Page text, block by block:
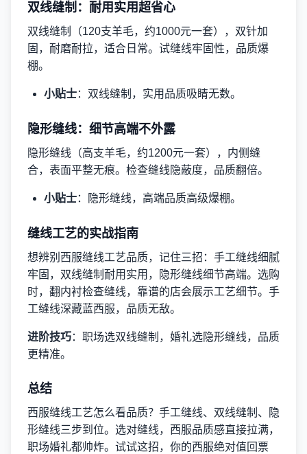
双线缝制：耐用实用超省心
双线缝制（120支羊毛，约1000元一套），双针加
固，耐磨耐拉，适合日常。试缝线牢固性，品质爆
棚。
小贴士：双线缝制，实用品质吸睛无数。
隐形缝线：细节高端不外露
隐形缝线（高支羊毛，约1200元一套），内侧缝
合，表面平整无痕。检查缝线隐蔽度，品质翻倍。
小贴士：隐形缝线，高端品质高级爆棚。
缝线工艺的实战指南
想辨别西服缝线工艺品质，记住三招：手工缝线细腻
牢固，双线缝制耐用实用，隐形缝线细节高端。选购
时，翻内衬检查缝线，靠谱的店会展示工艺细节。手
工缝线深藏蓝西服，品质无敌。
进阶技巧：职场选双线缝制，婚礼选隐形缝线，品质
更精准。
总结
西服缝线工艺怎么看品质？手工缝线、双线缝制、隐
形缝线三步到位。选对缝线，西服品质感直接拉满，
职场婚礼都帅炸。试试这招，你的西服绝对值回票